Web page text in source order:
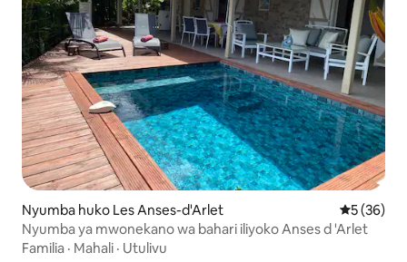
Nyumba huko Les Anses-d'Arlet Ukadiriaji
5 (36)
Nyumba ya mwonekano wa bahari iliyoko Anses d 'Arlet
Familia · Mahali · Utulivu